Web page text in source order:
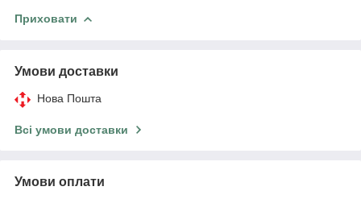
Приховати
Умови доставки
Нова Пошта
Всі умови доставки
Умови оплати